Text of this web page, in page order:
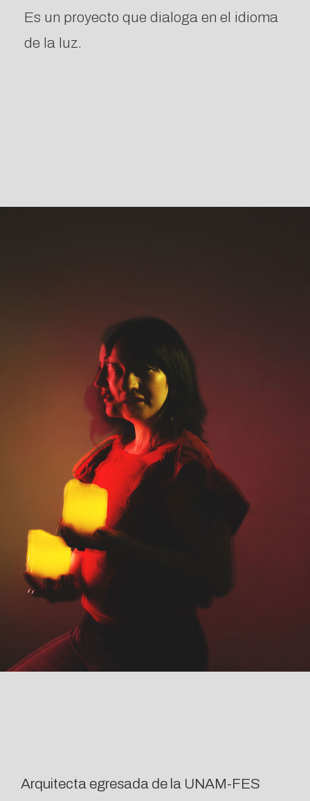
Es un proyecto que dialoga en el idioma
de la luz.
Brenda Castillo
Arquitecta egresada de la UNAM-FES